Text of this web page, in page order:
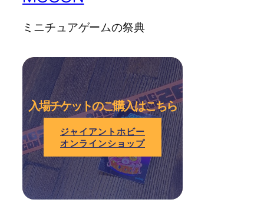
ミニチュアゲームの祭典
入場チケットのご購入はこちら
ジャイアントホビー
オンラインショップ